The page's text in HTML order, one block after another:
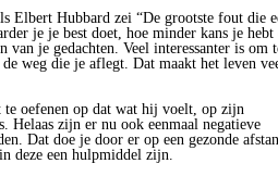
Elbert Hubbard zei “De grootste fout die
je je best doet, hoe minder kans je hebt
je gedachten. Veel interessanter is om
weg die je aflegt. Dat maakt het leven
oefenen op dat wat hij voelt, op zijn
Helaas zijn er nu ook eenmaal negatieve
Dat doe je door er op een gezonde
deze een hulpmiddel zijn.